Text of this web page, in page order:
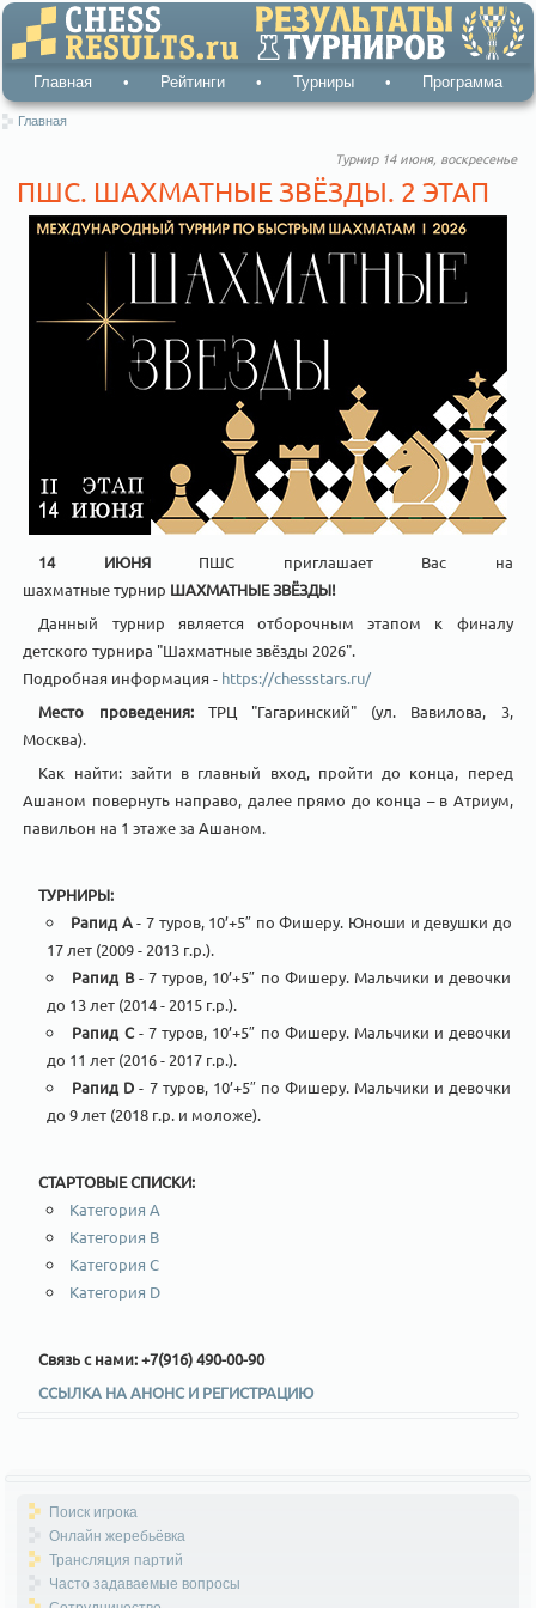
Главная • Рейтинги • Турниры • Программа
Главная
Турнир 14 июня, воскресенье
ПШС. ШАХМАТНЫЕ ЗВЁЗДЫ. 2 ЭТАП
14 ИЮНЯ ПШС приглашает Вас на
шахматные турнир ШАХМАТНЫЕ ЗВЁЗДЫ!
Данный турнир является отборочным этапом к финалу
детского турнира "Шахматные звёзды 2026".
Подробная информация - https://chessstars.ru/
Место проведения: ТРЦ "Гагаринский" (ул. Вавилова, 3,
Москва).
Как найти: зайти в главный вход, пройти до конца, перед
Ашаном повернуть направо, далее прямо до конца – в Атриум,
павильон на 1 этаже за Ашаном.
ТУРНИРЫ:
Рапид A- 7 туров, 10’+5″ по Фишеру. Юноши и девушки до
17 лет (2009 - 2013 г.р.).
Рапид B- 7 туров, 10’+5″ по Фишеру. Мальчики и девочки
до 13 лет (2014 - 2015 г.р.).
Рапид C- 7 туров, 10’+5″ по Фишеру. Мальчики и девочки
до 11 лет (2016 - 2017 г.р.).
Рапид D - 7 туров, 10’+5″ по Фишеру. Мальчики и девочки
до 9 лет (2018 г.р. и моложе).
СТАРТОВЫЕ СПИСКИ:
Категория A
Категория B
Категория C
Категория D
Связь с нами: +7(916) 490-00-90
ССЫЛКА НА АНОНС И РЕГИСТРАЦИЮ
Поиск игрока
Онлайн жеребьёвка
Трансляция партий
Часто задаваемые вопросы